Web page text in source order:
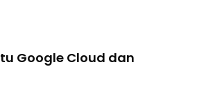
Google Cloud dan